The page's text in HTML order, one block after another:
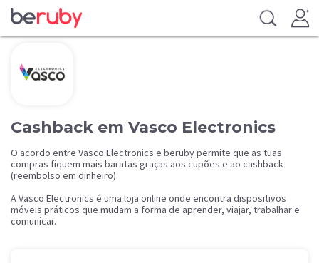
Cashback em Vasco Electronics
O acordo entre Vasco Electronics e beruby permite que as tuas
compras fiquem mais baratas graças aos cupões e ao cashback
(reembolso em dinheiro).
A Vasco Electronics é uma loja online onde encontra dispositivos
móveis práticos que mudam a forma de aprender, viajar, trabalhar e
comunicar.